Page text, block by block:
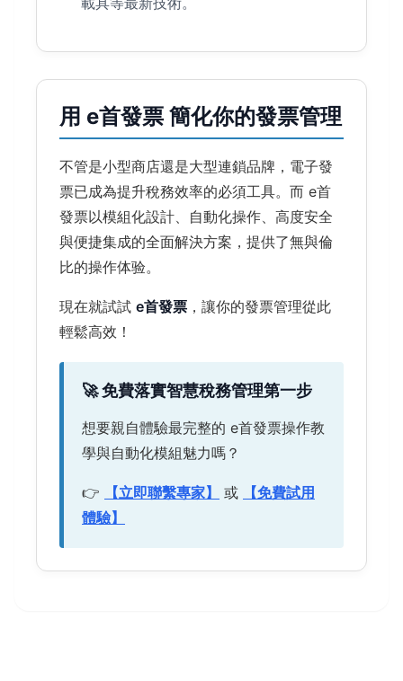
用 e首發票 簡化你的發票管理
不管是小型商店還是大型連鎖品牌，電子發
票已成為提升稅務效率的必須工具。而 e首
發票以模組化設計、自動化操作、高度安全
與便捷集成的全面解決方案，提供了無與倫
比的操作体验。
現在就試試 e首發票 ，讓你的發票管理從此
輕鬆高效！
🚀 免費落實智慧稅務管理第一步
想要親自體驗最完整的 e首發票操作教
學與自動化模組魅力嗎？
👉 【立即聯繫專家】 或
【免費試用
體驗】